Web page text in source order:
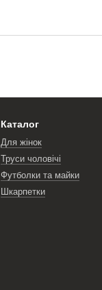
Каталог
Для жінок
Труси чоловічі
Футболки та майки
Шкарпетки